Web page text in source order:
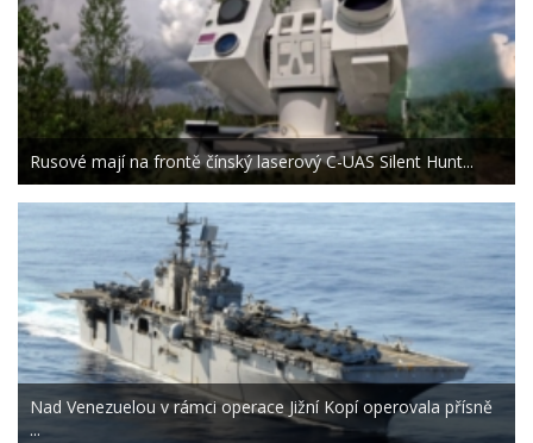
Rusové mají na frontě čínský laserový C-UAS Silent Hunt...
Nad Venezuelou v rámci operace Jižní Kopí operovala přísně
...